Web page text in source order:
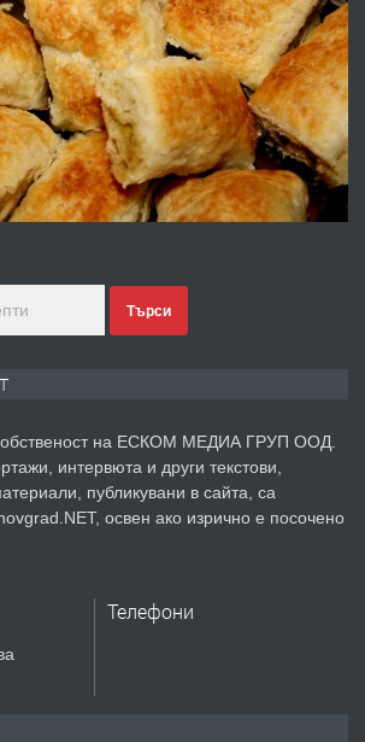
Професионална броячна машина -
със сертификат от ЕЦБ
преди 1 година
Професионална зеленчукорезачка
преди 2 години
Давам индивидуалани уроци по
ремонт на покриви
Търси
на ЕСКОМ МЕДИА ГРУП ООД.
интервюта и други текстови,
публикувани в сайта, са
освен ако изрично е посочено
Телефони